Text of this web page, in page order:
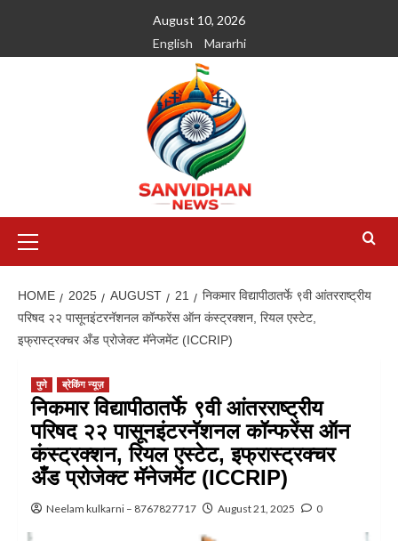
August 10, 2026
English
Mararhi
HOME 2025 AUGUST 21
निकमार विद्यापीठातर्फे ९वी आंतरराष्ट्रीय
परिषद २२ पासूनइंटरनॅशनल कॉन्फरेंस ऑन कंस्ट्रक्शन, रियल एस्टेट,
इफ्रास्ट्रक्चर अँड प्रोजेक्ट मॅनेजमेंट (ICCRIP)
पुणे ब्रेकिंग न्यूज़
निकमार विद्यापीठातर्फे ९वी आंतरराष्ट्रीय
परिषद २२ पासूनइंटरनॅशनल कॉन्फरेंस ऑन
कंस्ट्रक्शन, रियल एस्टेट, इफ्रास्ट्रक्चर
अँड प्रोजेक्ट मॅनेजमेंट (ICCRIP)
Neelam kulkarni – 8767827717 August 21, 2025 0